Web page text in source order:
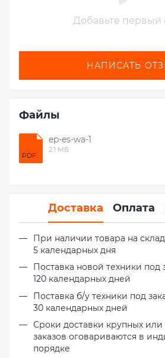
Добавьте первый
НАПИСАТЬ
Файлы
PDF
ep-es-wa-1
2.1 МБ
Доставка Оплата
При наличии товара на
5 календарных дня
Поставка новой техники под
120 календарных дней
Поставка б/у техники под
30 календарных дней
Сроки доставки крупных или
заказов оговариваются в
порядке